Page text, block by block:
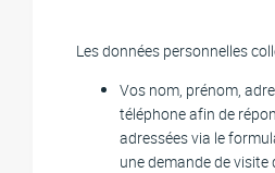
Les données personnelles
Vos nom, prénom,
téléphone afin de
adressées via le
une demande de visite